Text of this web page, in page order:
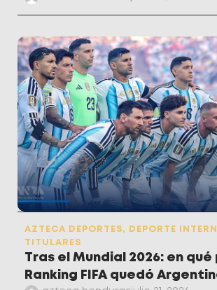
AZTECA DEPORTES, DEPORTE
TITULARES
Tras el Mundial 2026: en qué
Ranking FIFA quedó